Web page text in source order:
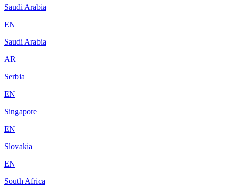
Saudi Arabia
EN
Saudi Arabia
AR
Serbia
EN
Singapore
EN
Slovakia
EN
South Africa